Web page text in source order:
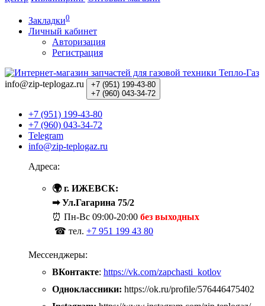
Закладки0
Личный кабинет
Авторизация
Регистрация
info@zip-teplogaz.ru +7 (951) 199-43-80
+7 (960) 043-34-72
+7 (951) 199-43-80
+7 (960) 043-34-72
Telegram
info@zip-teplogaz.ru
Адреса:
🌍 г. ИЖЕВСК:
➡ Ул.Гагарина 75/2
⏰ Пн-Вс 09:00-20:00 без выходных
☎ тел. +7 951 199 43 80
Мессенджеры:
ВКонтакте: https://vk.com/zapchasti_kotlov
Одноклассники: https://ok.ru/profile/576446475402